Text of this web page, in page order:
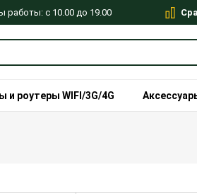
работы: с 10.00 до 19.00
и роутеры WIFI/3G/4G